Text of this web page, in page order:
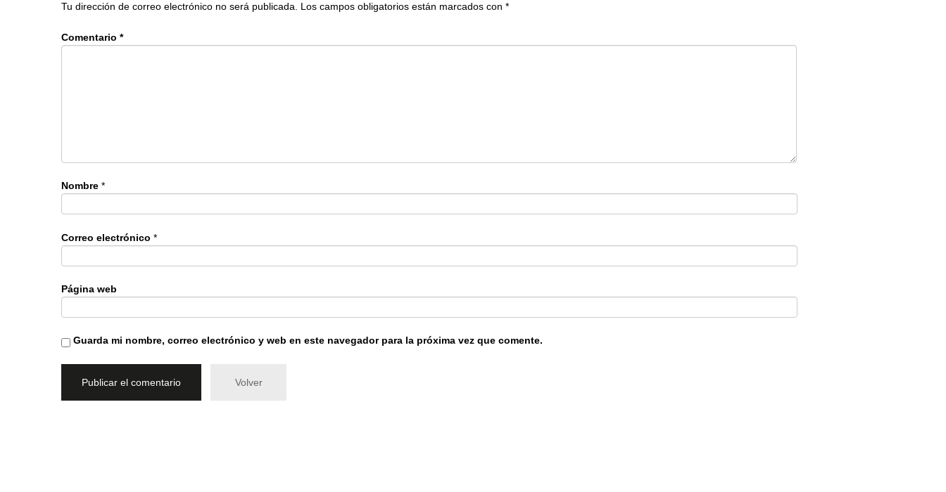
Tu dirección de correo electrónico no será publicada. Los campos obligatorios están marcados con *
Comentario *
Nombre *
Correo electrónico *
Página web
Guarda mi nombre, correo electrónico y web en este navegador para la próxima vez que comente.
Volver